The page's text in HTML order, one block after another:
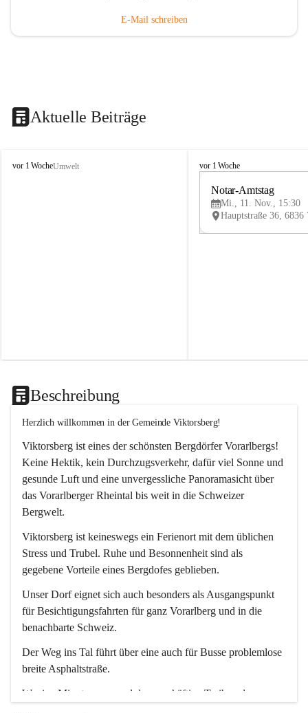
E-Mail schreiben
Aktuelle Beiträge
V
vor 1 WocheUmwelt
V
vor 1 Woche
Notar-Amtstag
Mi., 11. Nov., 15:30
Beschreibung
Herzlich willkommen in der Gemeinde Viktorsberg!
Viktorsberg ist eines der schönsten Bergdörfer Vorarlbergs!
Keine Hektik, kein Durchzugsverkehr, dafür viel Sonne und
gesunde Luft und eine unvergessliche Panoramasicht über
das Vorarlberger Rheintal bis weit in die Schweizer
Bergwelt.
Viktorsberg ist keineswegs ein Ferienort mit dem üblichen
Stress und Trubel. Ruhe und Besonnenheit sind als
gegebene Vorteile eines Bergdofes geblieben.
Unser Dorf eignet sich auch besonders als Ausgangspunkt
für Besichtigungsfahrten für ganz Vorarlberg und in die
benachbarte Schweiz.
Der Weg ins Tal führt über eine auch für Busse problemlose
breite Asphaltstraße.
Wenige Minuten nur, und das geschäftige Treiben der